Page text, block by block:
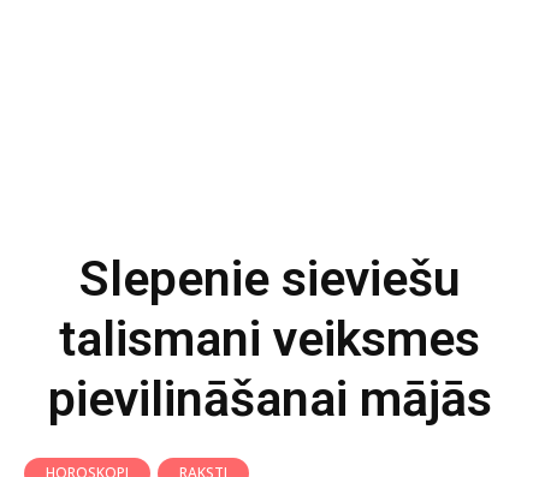
Slepenie sieviešu
talismani veiksmes
pievilināšanai mājās
HOROSKOPI RAKSTI